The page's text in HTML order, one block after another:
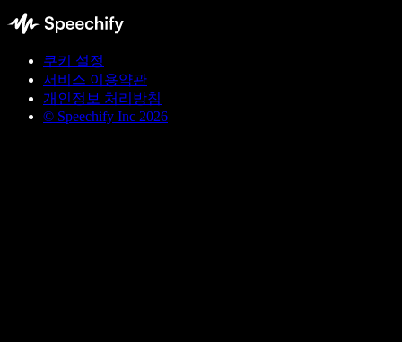
쿠키 설정
서비스 이용약관
개인정보 처리방침
© Speechify Inc 2026